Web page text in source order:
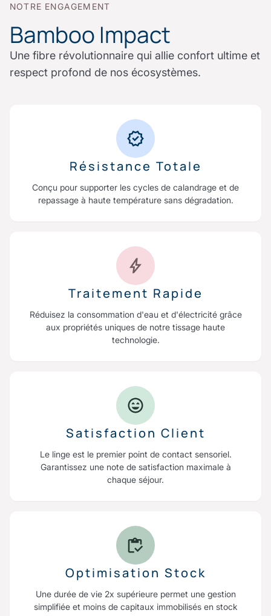
NOTRE ENGAGEMENT
Bamboo Impact
Une fibre révolutionnaire qui allie confort ultime et
respect profond de nos écosystèmes.
Résistance Totale
Conçu pour supporter les cycles de calandrage et de
repassage à haute température sans dégradation.
Traitement Rapide
Réduisez la consommation d'eau et d'électricité grâce
aux propriétés uniques de notre tissage haute
technologie.
Satisfaction Client
Le linge est le premier point de contact sensoriel.
Garantissez une note de satisfaction maximale à
chaque séjour.
Optimisation Stock
Une durée de vie 2x supérieure permet une gestion
simplifiée et moins de capitaux immobilisés en stock